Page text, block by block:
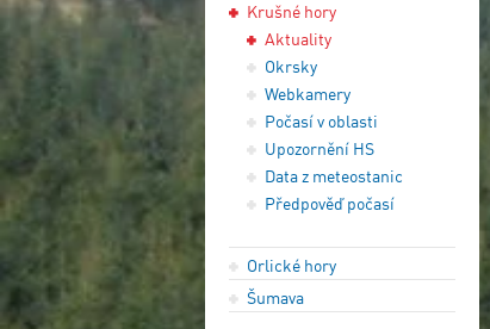
Krušné hory
Aktuality
Okrsky
Webkamery
Počasí v oblasti
Upozornění HS
Data z meteostanic
Předpověď počasí
Orlické hory
Šumava